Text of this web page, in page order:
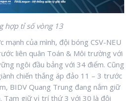
hợp tỉ số vòng 13
mạnh của mình, đội bóng CSV-NEU
liên quân Toán & Môi trường với
ngôi đầu bảng với 34 điểm. Cũng
chiến thắng áp đảo 11 – 3 trước
BIDV Quang Trung đang nắm giữ
Tạm giữ vị trí thứ 3 với 30 là đội